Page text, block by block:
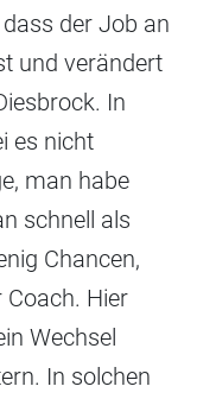
der Job an
und verändert
In
es nicht
man habe
schnell als
Chancen,
Coach. Hier
Wechsel
In solchen